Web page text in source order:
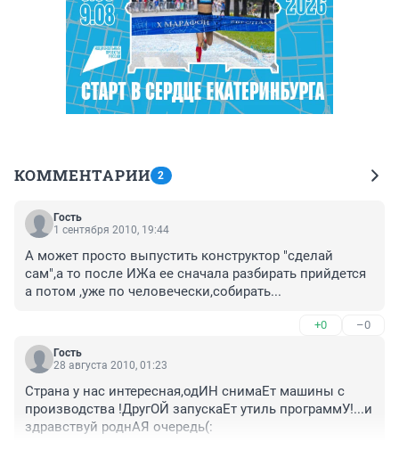
КОММЕНТАРИИ 2
Гость
1 сентября 2010, 19:44
А может просто выпустить конструктор "сделай
сам",а то после ИЖа ее сначала разбирать прийдется
а потом ,уже по человечески,собирать...
+0 –0
Гость
28 августа 2010, 01:23
Страна у нас интересная,одИН снимаЕт машины с
производства !ДругОЙ запускаЕт утиль программУ!...и
здравствуй роднАЯ очередь(: